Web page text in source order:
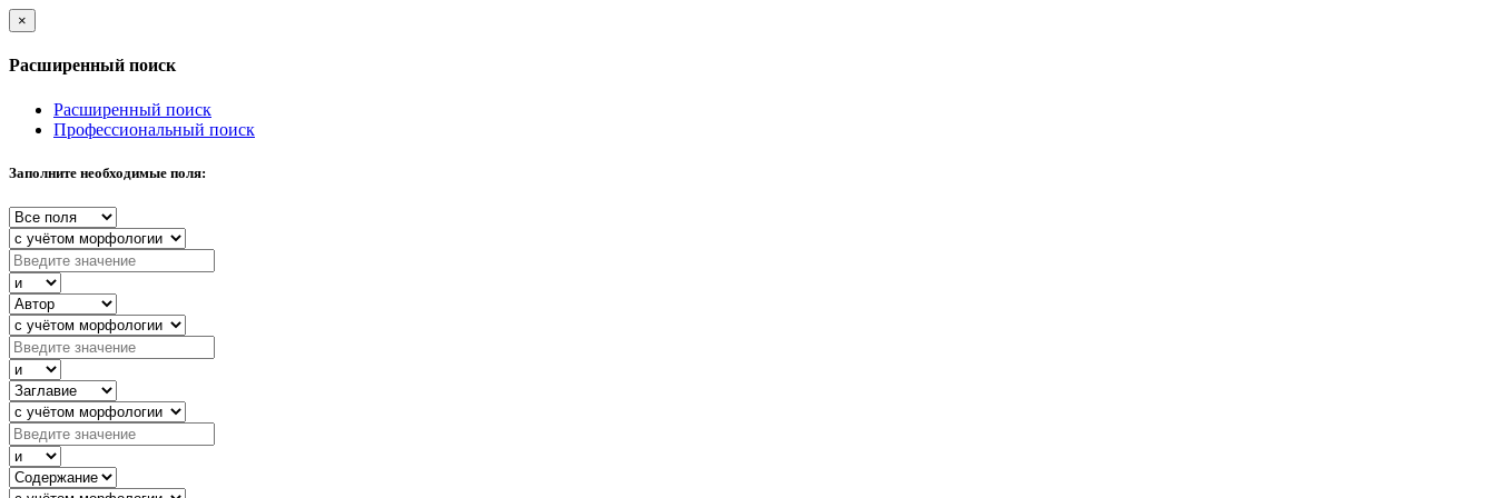
×
Расширенный поиск
Расширенный поиск
Профессиональный поиск
Заполните необходимые поля: